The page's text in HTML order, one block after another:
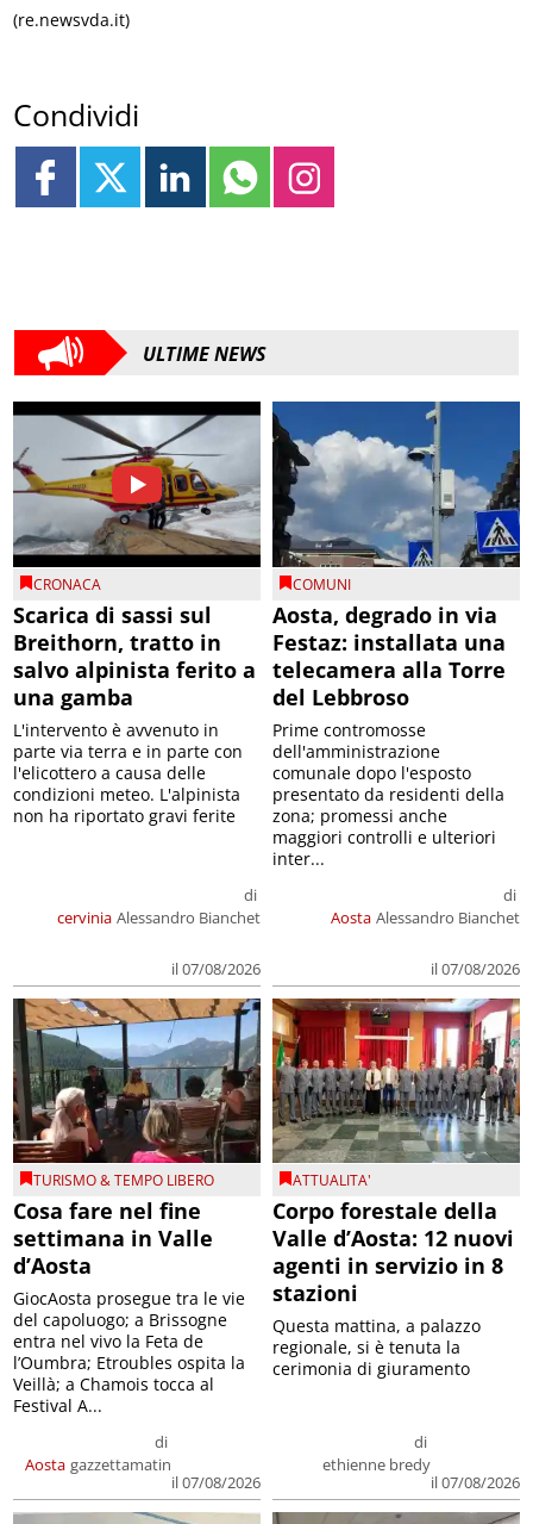
(re.newsvda.it)
Condividi
ULTIME NEWS
CRONACA
Scarica di sassi sul
Breithorn, tratto in
salvo alpinista ferito a
una gamba
cervinia
di
Alessandro Bianchet
il 07/08/2026
L'intervento è avvenuto in
parte via terra e in parte con
l'elicottero a causa delle
condizioni meteo. L'alpinista
non ha riportato gravi ferite
COMUNI
Aosta, degrado in via
Festaz: installata una
telecamera alla Torre
del Lebbroso
Aosta
di
Alessandro Bianchet
il 07/08/2026
Prime contromosse
dell'amministrazione
comunale dopo l'esposto
presentato da residenti della
zona; promessi anche
maggiori controlli e ulteriori
inter...
TURISMO & TEMPO LIBERO
Cosa fare nel fine
settimana in Valle
d’Aosta
Aosta
di
gazzettamatin
il 07/08/2026
GiocAosta prosegue tra le vie
del capoluogo; a Brissogne
entra nel vivo la Feta de
l’Oumbra; Etroubles ospita la
Veillà; a Chamois tocca al
Festival A...
ATTUALITA'
Corpo forestale della
Valle d’Aosta: 12 nuovi
agenti in servizio in 8
stazioni
di
ethienne bredy
il 07/08/2026
Questa mattina, a palazzo
regionale, si è tenuta la
cerimonia di giuramento